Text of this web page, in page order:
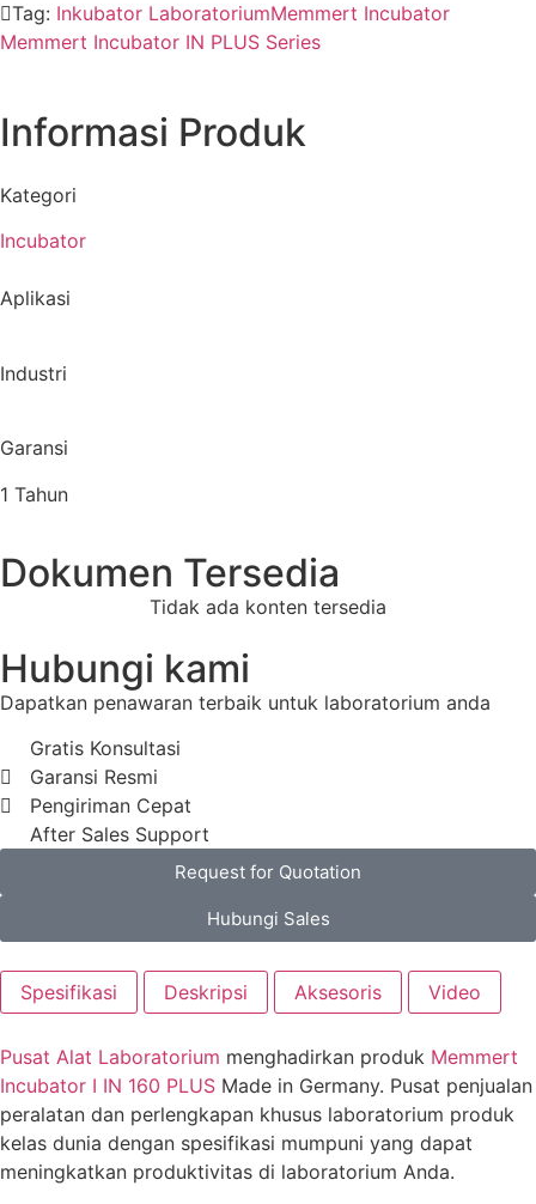
Tag: Inkubator LaboratoriumMemmert Incubator
Memmert Incubator IN PLUS Series
Informasi Produk
Kategori
Incubator
Aplikasi
Industri
Garansi
1 Tahun
Dokumen Tersedia
Tidak ada konten tersedia
Hubungi kami
Dapatkan penawaran terbaik untuk laboratorium anda
Gratis Konsultasi
Garansi Resmi
Pengiriman Cepat
After Sales Support
Request for Quotation
Hubungi Sales
Spesifikasi Deskripsi Aksesoris Video
Pusat Alat Laboratorium menghadirkan produk Memmert
Incubator I IN 160 PLUS Made in Germany. Pusat penjualan
peralatan dan perlengkapan khusus laboratorium produk
kelas dunia dengan spesifikasi mumpuni yang dapat
meningkatkan produktivitas di laboratorium Anda.